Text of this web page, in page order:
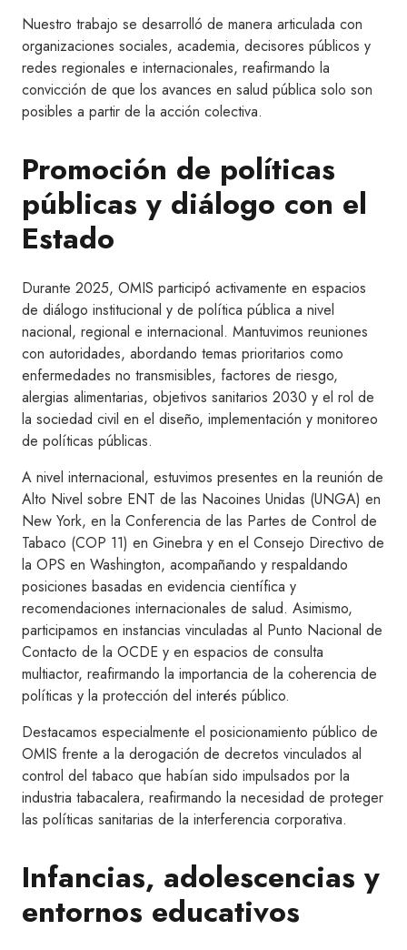
Nuestro trabajo se desarrolló de manera articulada con
organizaciones sociales, academia, decisores públicos y
redes regionales e internacionales, reafirmando la
convicción de que los avances en salud pública solo son
posibles a partir de la acción colectiva.
Promoción de políticas
públicas y diálogo con el
Estado
Durante 2025, OMIS participó activamente en espacios
de diálogo institucional y de política pública a nivel
nacional, regional e internacional. Mantuvimos reuniones
con autoridades, abordando temas prioritarios como
enfermedades no transmisibles, factores de riesgo,
alergias alimentarias, objetivos sanitarios 2030 y el rol de
la sociedad civil en el diseño, implementación y monitoreo
de políticas públicas.
A nivel internacional, estuvimos presentes en la reunión de
Alto Nivel sobre ENT de las Nacoines Unidas (UNGA) en
New York, en la Conferencia de las Partes de Control de
Tabaco (COP 11) en Ginebra y en el Consejo Directivo de
la OPS en Washington, acompañando y respaldando
posiciones basadas en evidencia científica y
recomendaciones internacionales de salud. Asimismo,
participamos en instancias vinculadas al Punto Nacional de
Contacto de la OCDE y en espacios de consulta
multiactor, reafirmando la importancia de la coherencia de
políticas y la protección del interés público.
Destacamos especialmente el posicionamiento público de
OMIS frente a la derogación de decretos vinculados al
control del tabaco que habían sido impulsados por la
industria tabacalera, reafirmando la necesidad de proteger
las políticas sanitarias de la interferencia corporativa.
Infancias, adolescencias y
entornos educativos